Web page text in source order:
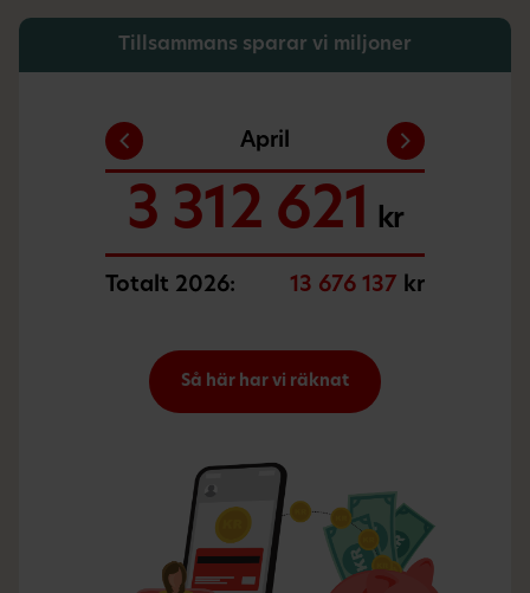
Tillsammans sparar vi miljoner
April
3 312 621 kr
Mars
3 505 514 kr
Februari
3 531 520 kr
Januari
3 326 482 kr
Totalt 2026: 13 676 137 kr
Så här har vi räknat